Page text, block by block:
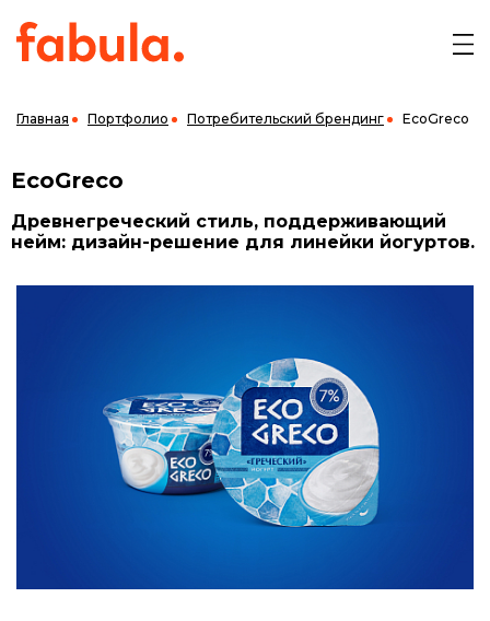
Главная Портфолио Потребительский брендинг EcoGreco
EcoGreco
Древнегреческий стиль, поддерживающий
нейм: дизайн-решение для линейки йогуртов.